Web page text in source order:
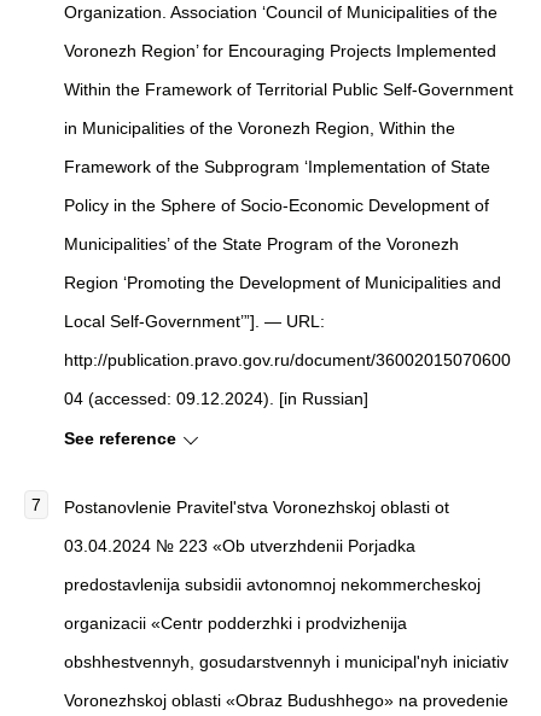
Organization. Association ‘Council of Municipalities of the
Voronezh Region’ for Encouraging Projects Implemented
Within the Framework of Territorial Public Self-Government
in Municipalities of the Voronezh Region, Within the
Framework of the Subprogram ‘Implementation of State
Policy in the Sphere of Socio-Economic Development of
Municipalities’ of the State Program of the Voronezh
Region ‘Promoting the Development of Municipalities and
Local Self-Government’”]. — URL:
http://publication.pravo.gov.ru/document/36002015070600
04 (accessed: 09.12.2024). [in Russian]
See reference
Postanovlenie Pravitel'stva Voronezhskoj oblasti ot
03.04.2024 № 223 «Ob utverzhdenii Porjadka
predostavlenija subsidii avtonomnoj nekommercheskoj
organizacii «Centr podderzhki i prodvizhenija
obshhestvennyh, gosudarstvennyh i municipal'nyh iniciativ
Voronezhskoj oblasti «Obraz Budushhego» na provedenie